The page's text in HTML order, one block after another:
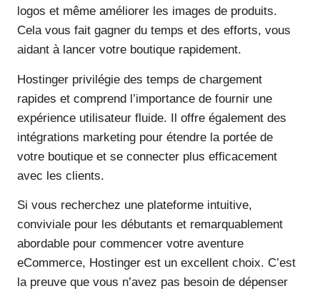
logos et même améliorer les images de produits.
Cela vous fait gagner du temps et des efforts, vous
aidant à lancer votre boutique rapidement.
Hostinger privilégie des temps de chargement
rapides et comprend l’importance de fournir une
expérience utilisateur fluide. Il offre également des
intégrations marketing pour étendre la portée de
votre boutique et se connecter plus efficacement
avec les clients.
Si vous recherchez une plateforme intuitive,
conviviale pour les débutants et remarquablement
abordable pour commencer votre aventure
eCommerce, Hostinger est un excellent choix. C’est
la preuve que vous n’avez pas besoin de dépenser